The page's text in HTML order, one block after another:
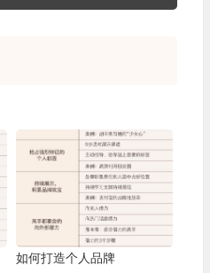
如何打造个人品牌